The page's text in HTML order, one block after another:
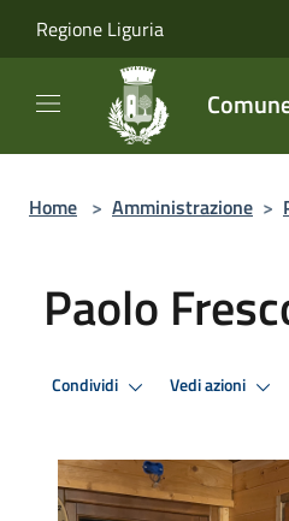
Regione Liguria
Home > Amministrazione >
Paolo
Condividi Vedi azioni